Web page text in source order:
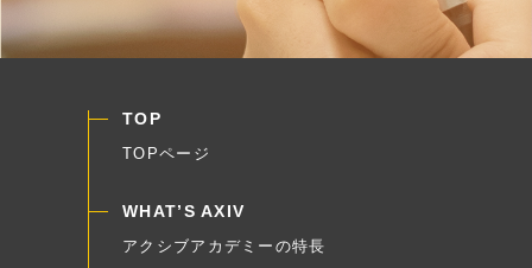
TOP
TOPページ
WHAT’S AXIV
アクシブアカデミーの特長